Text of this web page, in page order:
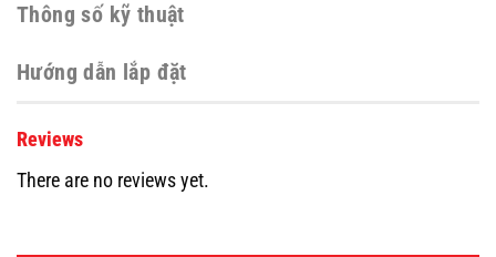
Thông số kỹ thuật
Hướng dẫn lắp đặt
Reviews
There are no reviews yet.